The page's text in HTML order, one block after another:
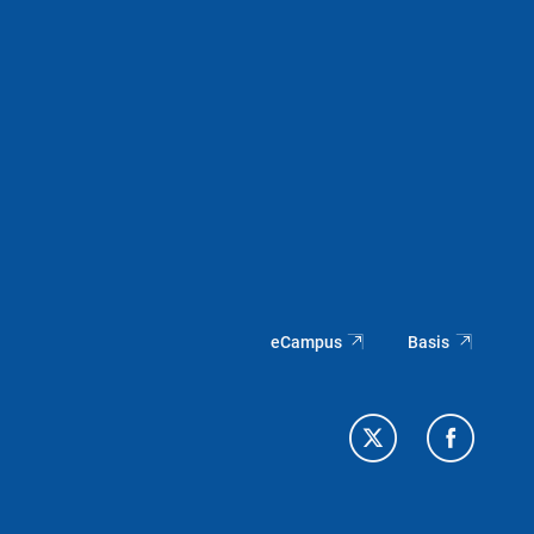
eCampus Basis